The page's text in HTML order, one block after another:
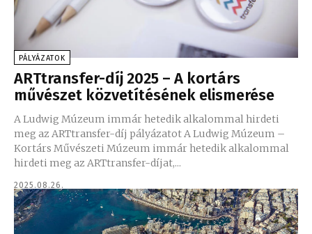
PÁLYÁZATOK
ARTtransfer-díj 2025 – A kortárs
művészet közvetítésének elismerése
A Ludwig Múzeum immár hetedik alkalommal hirdeti
meg az ARTtransfer-díj pályázatot A Ludwig Múzeum –
Kortárs Művészeti Múzeum immár hetedik alkalommal
hirdeti meg az ARTtransfer-díjat,...
2025.08.26.